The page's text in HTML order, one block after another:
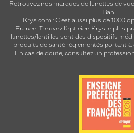
Retrouvez nos marques de lunettes de
Ban
Krys.com : C’est aussi plus de 1000
France. Trouvez l’opticien Krys le plus
lunettes/lentilles sont des dispositifs
produits de santé réglementés portant à
En cas de doute, consultez un